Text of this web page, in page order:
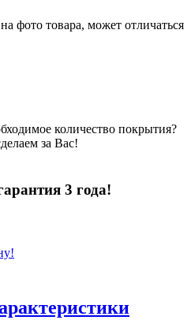
фото товара, может отличаться
количество покрытия?
за Вас!
3 года!